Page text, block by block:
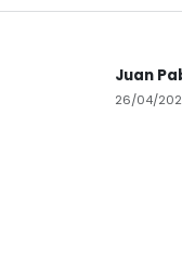
Juan
26/04/